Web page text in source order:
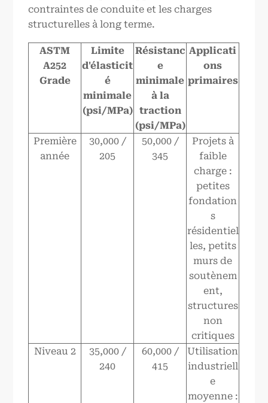
contraintes de conduite et les charges
structurelles à long terme.
ASTM
A252
Grade
Limite
d'élasticit
é
minimale
(psi/MPa)
Résistanc
e
minimale
à la
traction
(psi/MPa)
Applicati
ons
primaires
Première
année
30,000 /
205
50,000 /
345
Projets à
faible
charge :
petites
fondation
s
résidentiel
les, petits
murs de
soutènem
ent,
structures
non
critiques
Niveau 2
35,000 /
240
60,000 /
415
Utilisation
industriell
e
moyenne :